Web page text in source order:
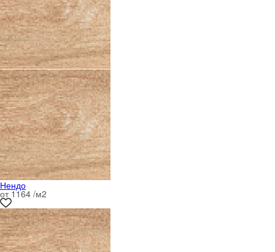
Нендо
от 1164 /м2